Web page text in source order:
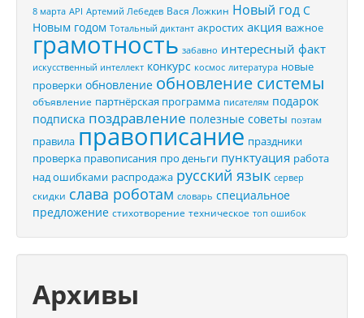
8 марта API Артемий Лебедев Вася Ложкин Новый год С
Новым годом Тотальный диктант акростих акция важное
грамотность забавно интересный факт
искусственный интеллект конкурс космос литература новые
проверки обновление обновление системы
объявление партнёрская программа писателям подарок
подписка поздравление полезные советы поэтам
правила правописание праздники
проверка правописания про деньги пунктуация работа
над ошибками распродажа русский язык сервер
скидки слава роботам словарь специальное
предложение стихотворение техническое топ ошибок
Архивы